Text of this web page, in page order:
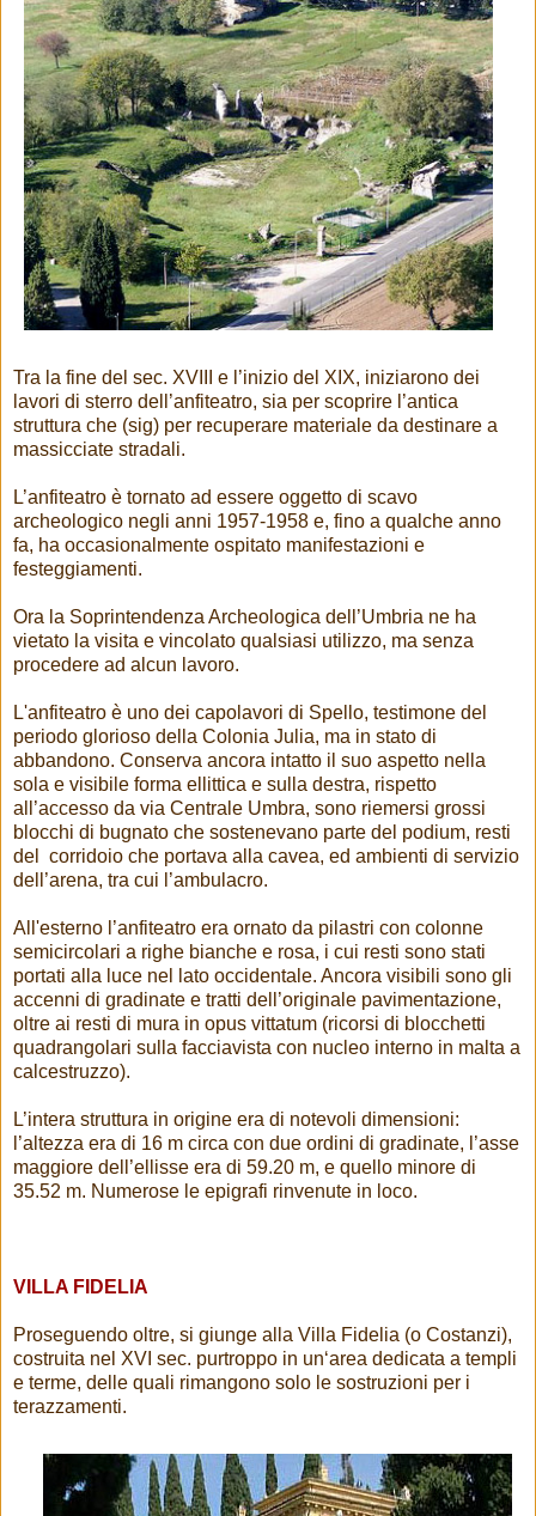
Tra la fine del sec. XVIII e l’inizio del XIX, iniziarono dei
lavori di sterro dell’anfiteatro, sia per scoprire l’antica
struttura che (sig) per recuperare materiale da destinare a
massicciate stradali.
L’anfiteatro è tornato ad essere oggetto di scavo
archeologico negli anni 1957-1958 e, fino a qualche anno
fa, ha occasionalmente ospitato manifestazioni e
festeggiamenti.
Ora la Soprintendenza Archeologica dell’Umbria ne ha
vietato la visita e vincolato qualsiasi utilizzo, ma senza
procedere ad alcun lavoro.
L'anfiteatro è uno dei capolavori di Spello, testimone del
periodo glorioso della Colonia Julia, ma in stato di
abbandono. Conserva ancora intatto il suo aspetto nella
sola e visibile forma ellittica e sulla destra, rispetto
all’accesso da via Centrale Umbra, sono riemersi grossi
blocchi di bugnato che sostenevano parte del podium, resti
del corridoio che portava alla cavea, ed ambienti di servizio
dell’arena, tra cui l’ambulacro.
All'esterno l’anfiteatro era ornato da pilastri con colonne
semicircolari a righe bianche e rosa, i cui resti sono stati
portati alla luce nel lato occidentale. Ancora visibili sono gli
accenni di gradinate e tratti dell’originale pavimentazione,
oltre ai resti di mura in opus vittatum (ricorsi di blocchetti
quadrangolari sulla facciavista con nucleo interno in malta a
calcestruzzo).
L’intera struttura in origine era di notevoli dimensioni:
l’altezza era di 16 m circa con due ordini di gradinate, l’asse
maggiore dell’ellisse era di 59.20 m, e quello minore di
35.52 m. Numerose le epigrafi rinvenute in loco.
VILLA FIDELIA
Proseguendo oltre, si giunge alla Villa Fidelia (o Costanzi),
costruita nel XVI sec. purtroppo in un‘area dedicata a templi
e terme, delle quali rimangono solo le sostruzioni per i
terazzamenti.